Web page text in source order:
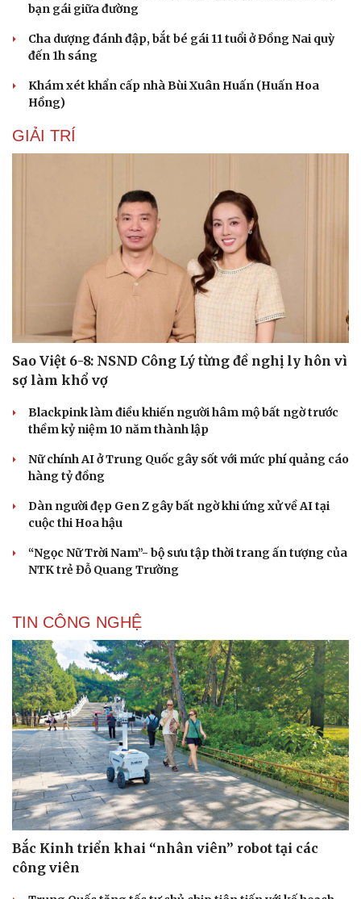
bạn gái giữa đường
Cha dượng đánh đập, bắt bé gái 11 tuổi ở Đồng Nai quỳ
đến 1h sáng
Khám xét khẩn cấp nhà Bùi Xuân Huấn (Huấn Hoa
Hồng)
GIẢI TRÍ
Sao Việt 6-8: NSND Công Lý từng đề nghị ly hôn vì
sợ làm khổ vợ
Blackpink làm điều khiến người hâm mộ bất ngờ trước
thềm kỷ niệm 10 năm thành lập
Nữ chính AI ở Trung Quốc gây sốt với mức phí quảng cáo
hàng tỷ đồng
Dàn người đẹp Gen Z gây bất ngờ khi ứng xử về AI tại
cuộc thi Hoa hậu
“Ngọc Nữ Trời Nam”- bộ sưu tập thời trang ấn tượng của
NTK trẻ Đỗ Quang Trường
TIN CÔNG NGHỆ
Bắc Kinh triển khai “nhân viên” robot tại các
công viên